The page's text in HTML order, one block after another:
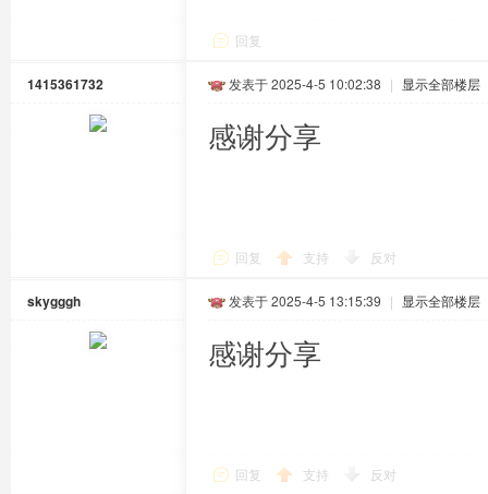
回复
1415361732 发表于 2025-4-5 10:02:38 | 显示全部楼层
感谢分享
回复 支持 反对
skygggh 发表于 2025-4-5 13:15:39 | 显示全部楼层
感谢分享
回复 支持 反对